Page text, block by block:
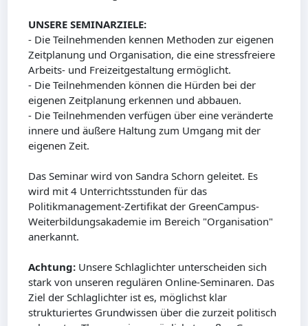
UNSERE SEMINARZIELE:
- Die Teilnehmenden kennen Methoden zur eigenen
Zeitplanung und Organisation, die eine stressfreiere
Arbeits- und Freizeitgestaltung ermöglicht.
- Die Teilnehmenden können die Hürden bei der
eigenen Zeitplanung erkennen und abbauen.
- Die Teilnehmenden verfügen über eine veränderte
innere und äußere Haltung zum Umgang mit der
eigenen Zeit.
Das Seminar wird von Sandra Schorn geleitet. Es
wird mit 4 Unterrichtsstunden für das
Politikmanagement-Zertifikat der GreenCampus-
Weiterbildungsakademie im Bereich "Organisation"
anerkannt.
Achtung: Unsere Schlaglichter unterscheiden sich
stark von unseren regulären Online-Seminaren. Das
Ziel der Schlaglichter ist es, möglichst klar
strukturiertes Grundwissen über die zurzeit politisch